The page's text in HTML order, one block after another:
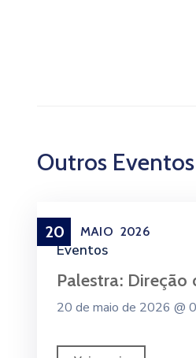
Outros Eventos
20 MAIO 2026
Eventos
Palestra: Direção
20 de maio de 2026 @